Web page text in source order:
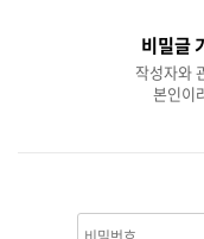
비밀글
작성자와
본인이